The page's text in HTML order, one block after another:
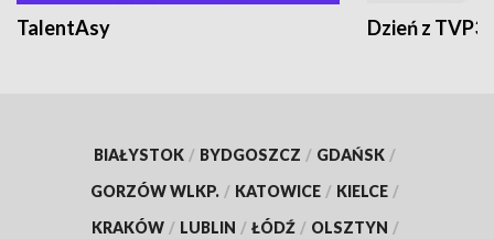
TalentAsy Dzień z TVP3
BIAŁYSTOK / BYDGOSZCZ / GDAŃSK /
GORZÓW WLKP. / KATOWICE / KIELCE /
KRAKÓW / LUBLIN / ŁÓDŹ / OLSZTYN /